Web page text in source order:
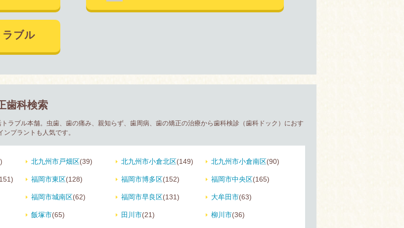
ラブル
歯科検索
ラブル本舗。虫歯、歯の痛み、親知らず、歯周病、歯の矯正の治療から歯科検診（歯科ドック）におす
プラントも人気です。
北九州市戸畑区(39) 北九州市小倉北区(149) 北九州市小倉南区(90)
福岡市東区(128) 福岡市博多区(152) 福岡市中央区(165)
福岡市城南区(62) 福岡市早良区(131) 大牟田市(63)
飯塚市(65) 田川市(21) 柳川市(36)